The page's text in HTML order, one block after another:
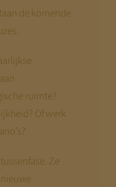
de komende
ruimte?
Of werk
Ze